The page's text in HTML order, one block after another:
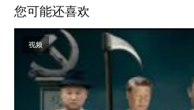
您可能还喜欢
视频